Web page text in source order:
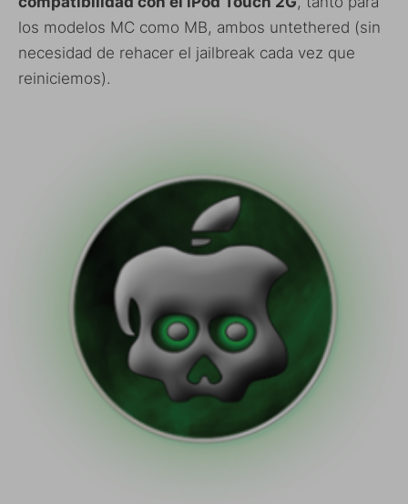
los modelos MC como MB, ambos untethered (sin
necesidad de rehacer el jailbreak cada vez que
reiniciemos).